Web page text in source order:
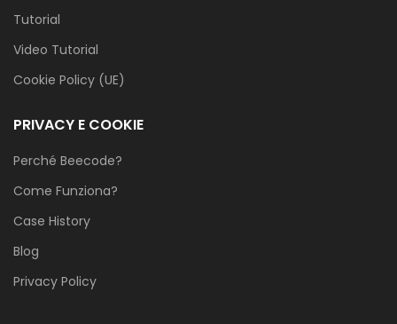
Tutorial
Video Tutorial
Cookie Policy (UE)
PRIVACY E COOKIE
Perché Beecode?
Come Funziona?
Case History
Blog
Privacy Policy